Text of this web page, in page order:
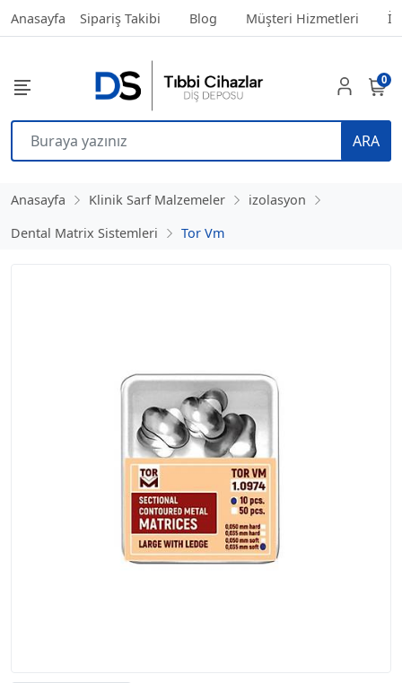
Anasayfa Sipariş Takibi Blog Müşteri Hizmetleri
ARA
0
Anasayfa Klinik Sarf Malzemeler
izolasyon
Dental Matrix Sistemleri
Tor Vm